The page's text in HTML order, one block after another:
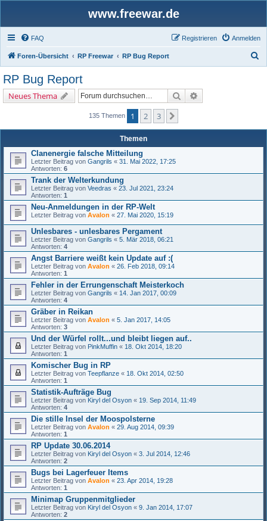
www.freewar.de
FAQ Anmelden
Registrieren
Foren-Übersicht RP Freewar RP Bug Report
RP Bug Report
Neues Thema Suche
135 Themen 1 2 3
Themen
Clanenergie falsche Mitteilung
Letzter Beitrag von Gangrils « 31. Mai 2022, 17:25
Antworten: 6
Trank der Welterkundung
Letzter Beitrag von Veedras « 23. Jul 2021, 23:24
Antworten: 1
Neu-Anmeldungen in der RP-Welt
Letzter Beitrag von Avalon « 27. Mai 2020, 15:19
Unlesbares - unlesbares Pergament
Letzter Beitrag von Gangrils « 5. Mär 2018, 06:21
Antworten: 4
Angst Barriere weißt kein Update auf :(
Letzter Beitrag von Avalon « 26. Feb 2018, 09:14
Antworten: 1
Fehler in der Errungenschaft Meisterkoch
Letzter Beitrag von Gangrils « 14. Jan 2017, 00:09
Antworten: 4
Gräber in Reikan
Letzter Beitrag von Avalon « 5. Jan 2017, 14:05
Antworten: 3
Und der Würfel rollt...und bleibt liegen auf..
Letzter Beitrag von PinkMuffin « 18. Okt 2014, 18:20
Antworten: 1
Komischer Bug in RP
Letzter Beitrag von Teepflanze « 18. Okt 2014, 02:50
Antworten: 1
Statistik-Aufträge Bug
Letzter Beitrag von Kiryl del Osyon « 19. Sep 2014, 11:49
Antworten: 4
Die stille Insel der Moospolsterne
Letzter Beitrag von Avalon « 29. Aug 2014, 09:39
Antworten: 1
RP Update 30.06.2014
Letzter Beitrag von Kiryl del Osyon « 3. Jul 2014, 12:46
Antworten: 2
Bugs bei Lagerfeuer Items
Letzter Beitrag von Avalon « 23. Apr 2014, 19:28
Antworten: 1
Minimap Gruppenmitglieder
Letzter Beitrag von Kiryl del Osyon « 9. Jan 2014, 17:07
Antworten: 2